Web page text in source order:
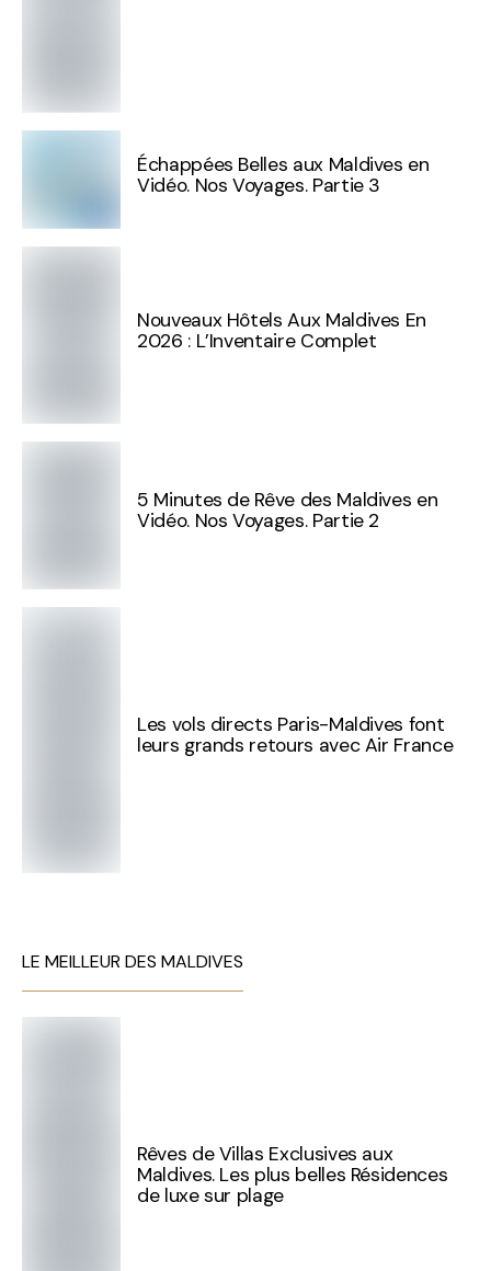
Échappées Belles aux Maldives en
Vidéo. Nos Voyages. Partie 3
Nouveaux Hôtels Aux Maldives En
2026 : L’Inventaire Complet
5 Minutes de Rêve des Maldives en
Vidéo. Nos Voyages. Partie 2
Les vols directs Paris-Maldives font
leurs grands retours avec Air France
LE MEILLEUR DES MALDIVES
Rêves de Villas Exclusives aux
Maldives. Les plus belles Résidences
de luxe sur plage